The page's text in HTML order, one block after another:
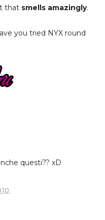
that smells amazingly.
you tried NYX round
questi?? xD